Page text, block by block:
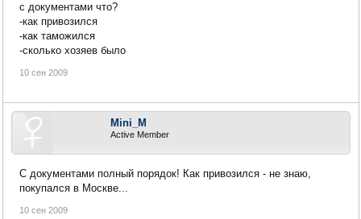
с документами что?
-как привозился
-как таможился
-сколько хозяев было
10 сен 2009
Mini_M
Active Member
С документами полный порядок! Как привозился - не знаю,
покупался в Москве...
10 сен 2009